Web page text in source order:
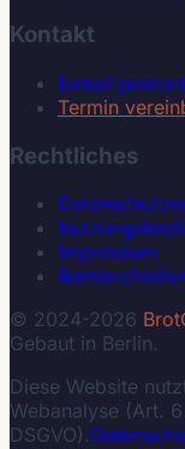
Kontakt
[email
Termin
Rechtliches
Impressum
© 2024-2026
Gebaut in Berlin.
Diese Website
Webanalyse (Art.
DSGVO).